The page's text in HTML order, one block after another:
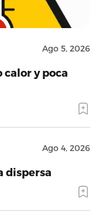
Ago 5, 2026
y poca
Ago 4, 2026
dispersa